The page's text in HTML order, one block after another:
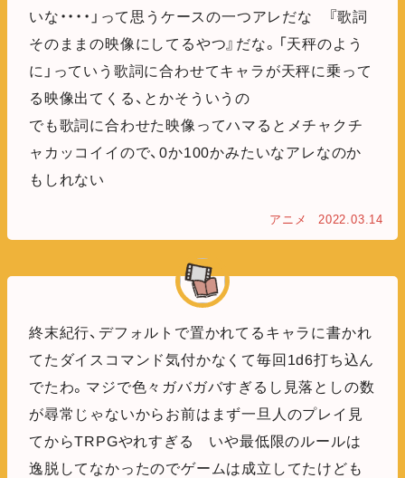
いな・・・・」って思うケースの一つアレだな 『歌詞
そのままの映像にしてるやつ』だな。「天秤のよう
に」っていう歌詞に合わせてキャラが天秤に乗って
る映像出てくる、とかそういうの
でも歌詞に合わせた映像ってハマるとメチャクチ
ャカッコイイので、0か100かみたいなアレなのか
もしれない
アニメ 2022.03.14
終末紀行、デフォルトで置かれてるキャラに書かれ
てたダイスコマンド気付かなくて毎回1d6打ち込ん
でたわ。マジで色々ガバガバすぎるし見落としの数
が尋常じゃないからお前はまず一旦人のプレイ見
てからTRPGやれすぎる いや最低限のルールは
逸脱してなかったのでゲームは成立してたけども